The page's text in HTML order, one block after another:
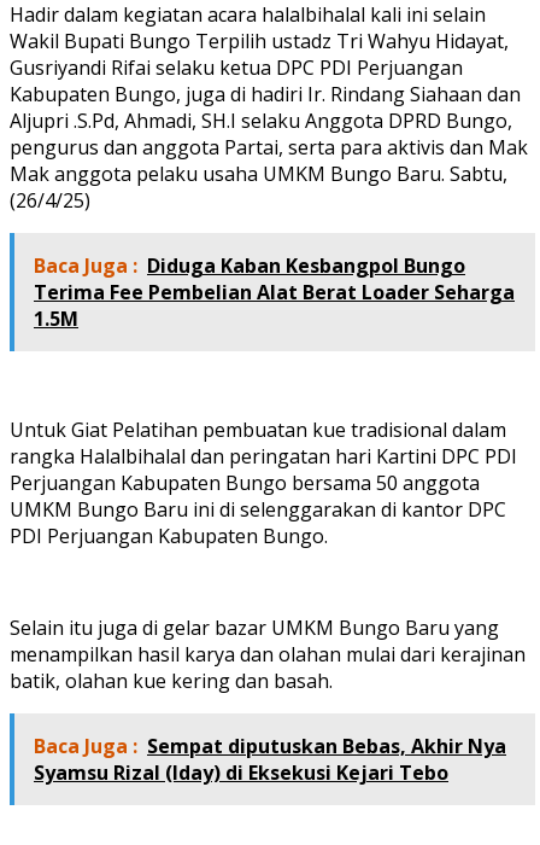
Hadir dalam kegiatan acara halalbihalal kali ini selain
Wakil Bupati Bungo Terpilih ustadz Tri Wahyu Hidayat,
Gusriyandi Rifai selaku ketua DPC PDI Perjuangan
Kabupaten Bungo, juga di hadiri Ir. Rindang Siahaan dan
Aljupri .S.Pd, Ahmadi, SH.I selaku Anggota DPRD Bungo,
pengurus dan anggota Partai, serta para aktivis dan Mak
Mak anggota pelaku usaha UMKM Bungo Baru. Sabtu,
(26/4/25)
Baca Juga : Diduga Kaban Kesbangpol Bungo
Terima Fee Pembelian Alat Berat Loader Seharga
1.5M
Untuk Giat Pelatihan pembuatan kue tradisional dalam
rangka Halalbihalal dan peringatan hari Kartini DPC PDI
Perjuangan Kabupaten Bungo bersama 50 anggota
UMKM Bungo Baru ini di selenggarakan di kantor DPC
PDI Perjuangan Kabupaten Bungo.
Selain itu juga di gelar bazar UMKM Bungo Baru yang
menampilkan hasil karya dan olahan mulai dari kerajinan
batik, olahan kue kering dan basah.
Baca Juga : Sempat diputuskan Bebas, Akhir Nya
Syamsu Rizal (Iday) di Eksekusi Kejari Tebo